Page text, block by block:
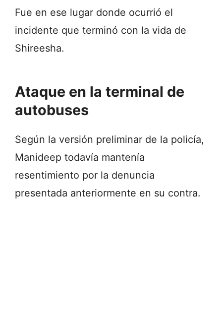
Fue en ese lugar donde ocurrió el
incidente que terminó con la vida de
Shireesha.
Ataque en la terminal de
autobuses
Según la versión preliminar de la policía,
Manideep todavía mantenía
resentimiento por la denuncia
presentada anteriormente en su contra.